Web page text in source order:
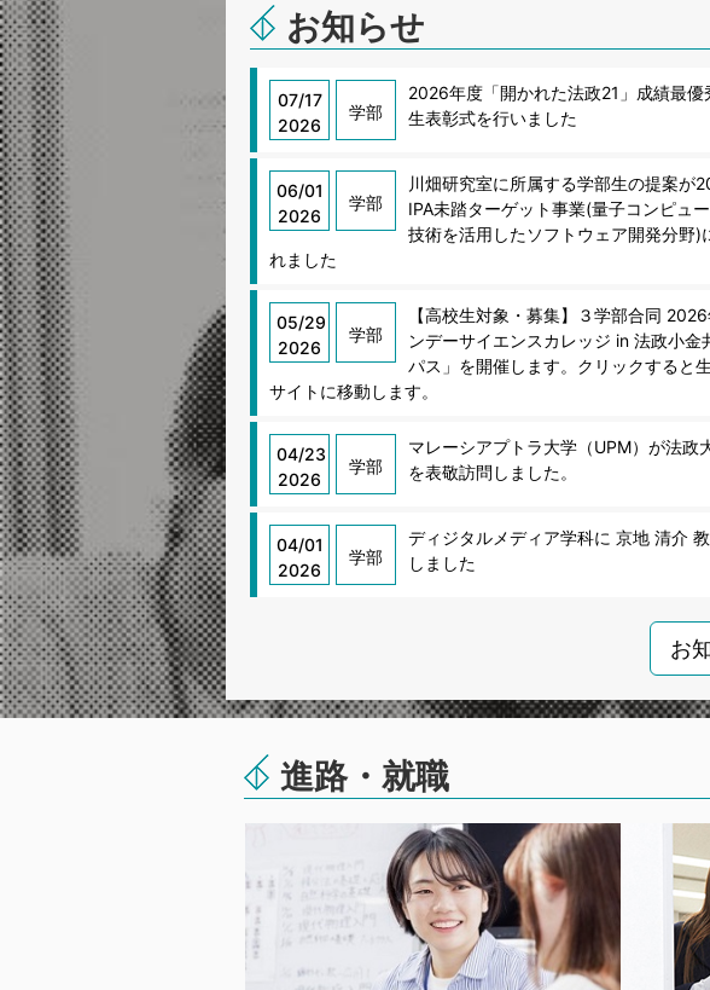
お知らせ
07/17
2026
学部
2026年度「開かれた法政21」成績最優
生表彰式を行いました
06/01
2026
学部
川畑研究室に所属する学部生の提案が
IPA未踏ターゲット事業(量子コンピュ
技術を活用したソフトウェア開発分野)
れました
05/29
2026
学部
【高校生対象・募集】３学部合同
ンデーサイエンスカレッジ in 法政小金
パス」を開催します。クリックすると
サイトに移動します。
04/23
2026
学部
マレーシアプトラ大学（UPM）が法政
を表敬訪問しました。
04/01
2026
学部
ディジタルメディア学科に 京地 清介
しました
お
進路・就職